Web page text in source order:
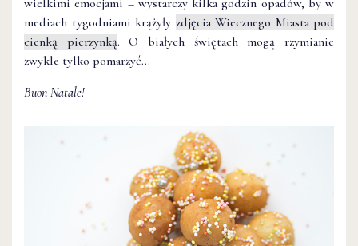
wielkimi emocjami – wystarczy kilka godzin opadów, by w
mediach tygodniami krążyły zdjęcia Wiecznego Miasta pod
cienką pierzynką. O białych świętach mogą rzymianie
zwykle tylko pomarzyć…
Buon Natale!